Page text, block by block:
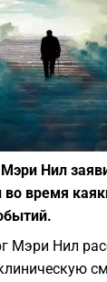
Нил
время
Мэри Нил